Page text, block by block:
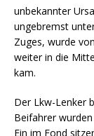
unbekannter
ungebremst
Zuges, wurde
weiter in die
kam.
Der Lkw-Lenker
Beifahrer
Ein im Fond